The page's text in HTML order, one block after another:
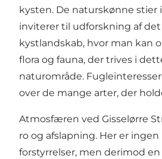
kysten. De naturskønne stier
inviterer til udforskning af
kystlandskab, hvor man kan
flora og fauna, der trives i
naturområde.
over de mange arter, der
Atmosfæren ved Gisselørre
ro og afslapning. Her er
forstyrrelser, men derimod